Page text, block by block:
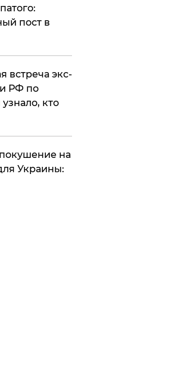
пост в
встреча экс-
РФ по
кто
на
Украины: